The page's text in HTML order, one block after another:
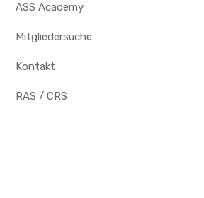
ASS Academy
Mitgliedersuche
Kontakt
RAS / CRS